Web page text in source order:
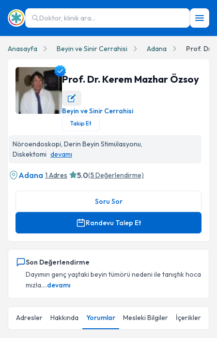
Doktor, klinik ara...
Anasayfa Beyin ve Sinir Cerrahisi Adana Prof. Dr.
Prof. Dr. Kerem Mazhar Özsoy Profil Fotoğrafı
Prof. Dr. Kerem Mazhar Özsoy
Beyin ve Sinir Cerrahisi
Takip Et
Nöroendoskopi, Derin Beyin Stimülasyonu,
Diskektomi devamı
Adana 1 Adres 5.0(5Değerlendirme)
Soru Sor
Randevu Talep Et
Son Değerlendirme
Dayımın genç yaştaki beyin tümörü nedeni ile tanıştık hoca
mızla....devamı
Adresler Hakkında Yorumlar Mesleki Bilgiler İçerikler